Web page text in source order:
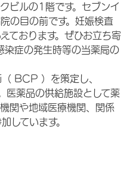
ビルの1階です。セブンイ
の目の前です。妊娠検査
ております。ぜひお立ち寄
染症の発生時等の当薬局の
BCP ）を策定し、
医薬品の供給施設として薬
関や地域医療機関、関係
しています。